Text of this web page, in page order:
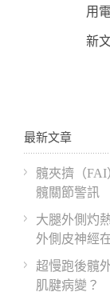
用
新
最新文章
髖夾擠（
髖關節警訊
大腿外側灼
外側皮神經
超慢跑後髖
肌腱病變？